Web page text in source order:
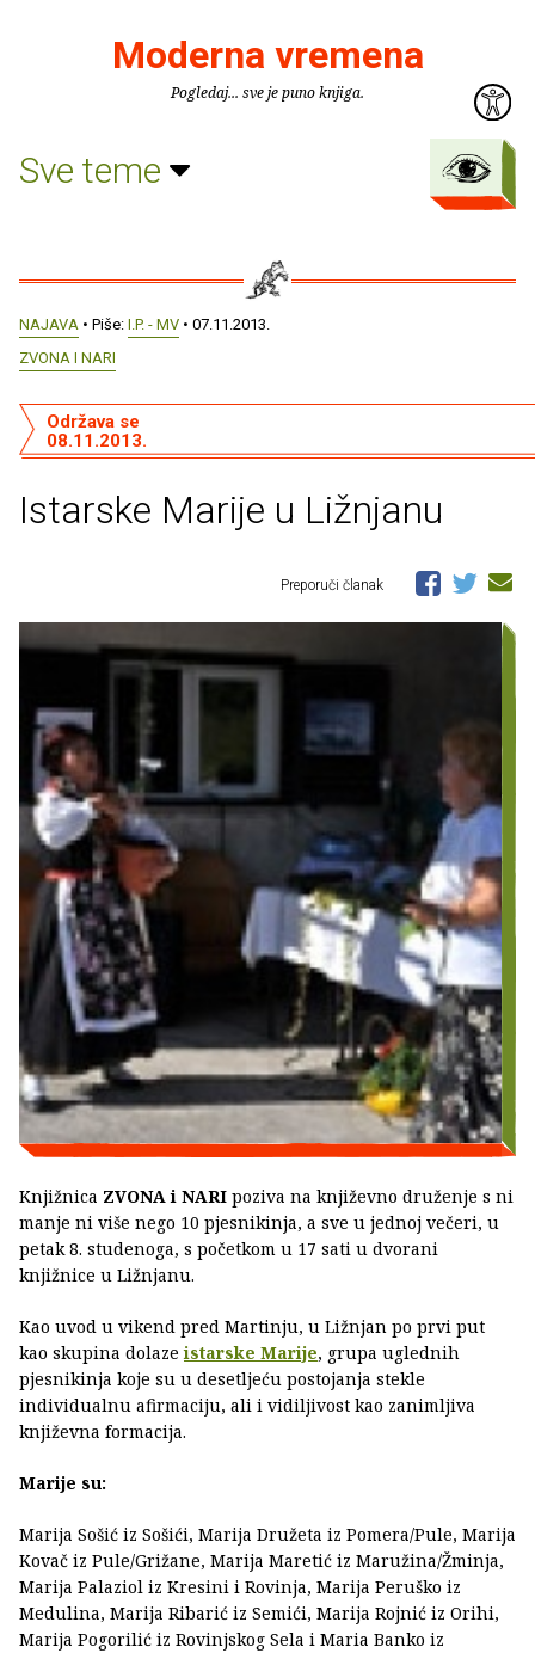
Moderna vremena
Pogledaj... sve je puno knjiga.
Sve teme
NAJAVA • Piše: I.P. - MV • 07.11.2013.
ZVONA I NARI
Istarske Marije u Ližnjanu
Održava se
08.11.2013.
Preporuči članak
Knjižnica ZVONA i NARI poziva na književno druženje s ni
manje ni više nego 10 pjesnikinja, a sve u jednoj večeri, u
petak 8. studenoga, s početkom u 17 sati u dvorani
knjižnice u Ližnjanu.
Kao uvod u vikend pred Martinju, u Ližnjan po prvi put
kao skupina dolazeistarske Marije, grupa uglednih
pjesnikinja koje su u desetljeću postojanja stekle
individualnu afirmaciju, ali i vidiljivost kao zanimljiva
književna formacija.
Marije su:
Marija Sošić iz Sošići, Marija Družeta iz Pomera/Pule, Marija
Kovač iz Pule/Grižane, Marija Maretić iz Maružina/Žminja,
Marija Palaziol iz Kresini i Rovinja, Marija Peruško iz
Medulina, Marija Ribarić iz Semići, Marija Rojnić iz Orihi,
Marija Pogorilić iz Rovinjskog Sela i Maria Banko iz